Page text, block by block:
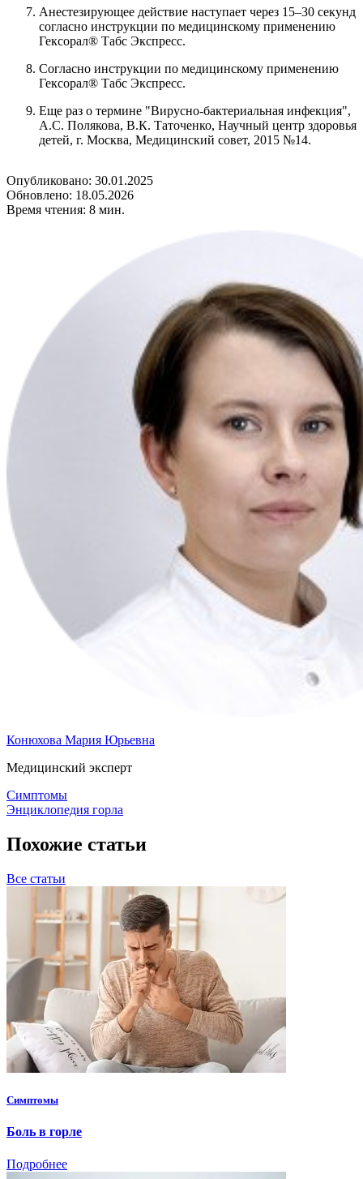
Анестезирующее действие наступает через 15–30 секунд
согласно инструкции по медицинскому применению
Гексорал® Табс Экспресс.
Согласно инструкции по медицинскому применению
Гексорал® Табс Экспресс.
Еще раз о термине "Вирусно-бактериальная инфекция",
А.С. Полякова, В.К. Таточенко, Научный центр здоровья
детей, г. Москва, Медицинский совет, 2015 №14.
Опубликовано: 30.01.2025
Обновлено: 18.05.2026
Время чтения: 8 мин.
Конюхова Мария Юрьевна
Медицинский эксперт
Симптомы
Энциклопедия горла
Похожие статьи
Все статьи
Симптомы
Боль в горле
Подробнее